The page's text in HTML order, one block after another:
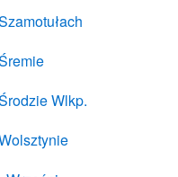
Wlkp.